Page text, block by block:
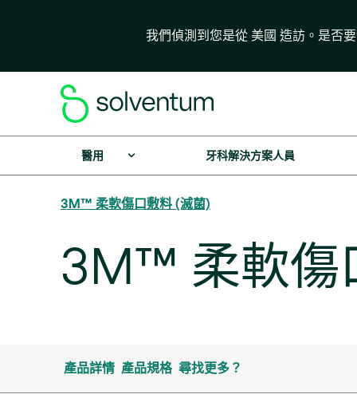
我們偵測到您是從 美國 造訪。是否
醫用 牙科解決方案人員
3M™ 柔軟傷口敷料 (滅菌)
3M™ 柔軟傷
產品詳情 產品規格 尋找更多？